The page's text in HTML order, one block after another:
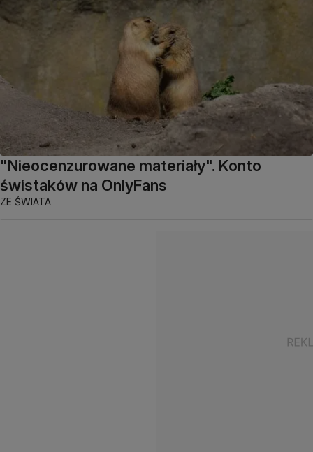
"Nieocenzurowane materiały". Konto
świstaków na OnlyFans
ZE ŚWIATA